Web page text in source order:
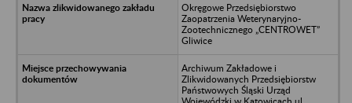
Okręgowe Przedsiębiorstwo
Zaopatrzenia Weterynaryjno-
Zootechnicznego „CENTROWET”
Gliwice
Archiwum Zakładowe i
Zlikwidowanych Przedsiębiorstw
Państwowych Śląski Urząd